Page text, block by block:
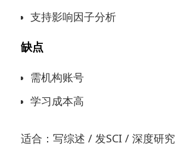
支持影响因子分析
缺点
需机构账号
学习成本高
适合：写综述 / 发SCI / 深度研究